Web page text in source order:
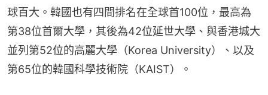
球百大。韓國也有四間排名在全球首100位，最高為
第38位首爾大學，其後為42位延世大學、與香港城大
並列第52位的高麗大學（Korea University）、以及
第65位的韓國科學技術院（KAIST）。